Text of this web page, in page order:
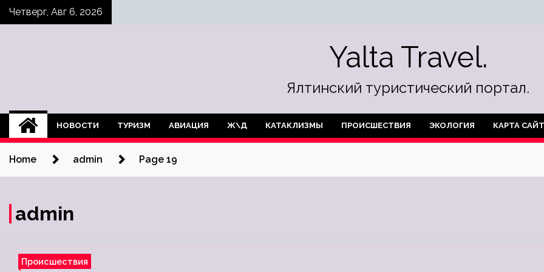
SkipЧетверг, Авг 6, 2026
Yalta Travel.
Ялтинский туристический портал.
НОВОСТИ ТУРИЗМ АВИАЦИЯ Ж\Д КАТАКЛИЗМЫ ПРОИСШЕСТВИЯ ЭКОЛОГИЯ КАРТА
Home admin Page 19
admin
Происшествия